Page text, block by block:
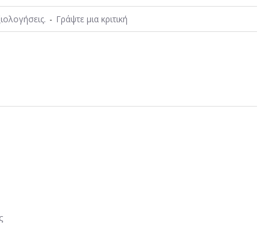
- Γράψτε μια κριτική